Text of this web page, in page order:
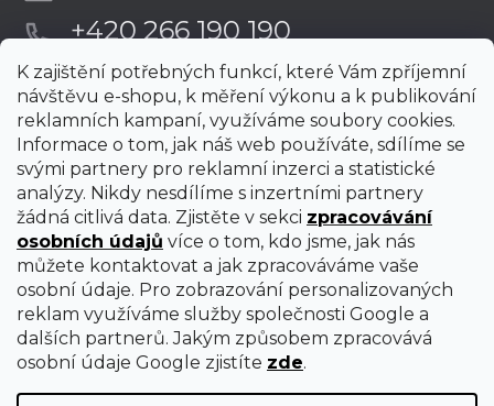
K zajištění potřebných funkcí, které Vám zpříjemní
návštěvu e-shopu, k měření výkonu a k publikování
reklamních kampaní, využíváme soubory cookies.
Informace o tom, jak náš web používáte, sdílíme se
svými partnery pro reklamní inzerci a statistické
analýzy. Nikdy nesdílíme s inzertními partnery
žádná citlivá data. Zjistěte v sekci zpracovávání
osobních údajů více o tom, kdo jsme, jak nás
můžete kontaktovat a jak zpracováváme vaše
osobní údaje. Pro zobrazování personalizovaných
reklam využíváme služby společnosti Google a
dalších partnerů. Jakým způsobem zpracovává
osobní údaje Google zjistíte zde.
+420 266 190 190